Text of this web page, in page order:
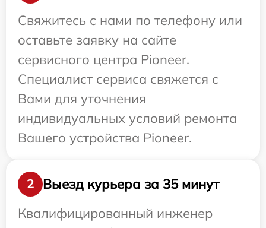
Свяжитесь с нами по телефону или
оставьте заявку на сайте
сервисного центра Pioneer.
Специалист сервиса свяжется с
Вами для уточнения
индивидуальных условий ремонта
Вашего устройства Pioneer.
2
Выезд курьера за 35 минут
Квалифицированный инженер